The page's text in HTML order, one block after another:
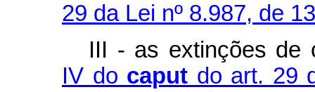
29 da Lei nº 8.987, de
III - as extinções de
IV do caput do art. 29